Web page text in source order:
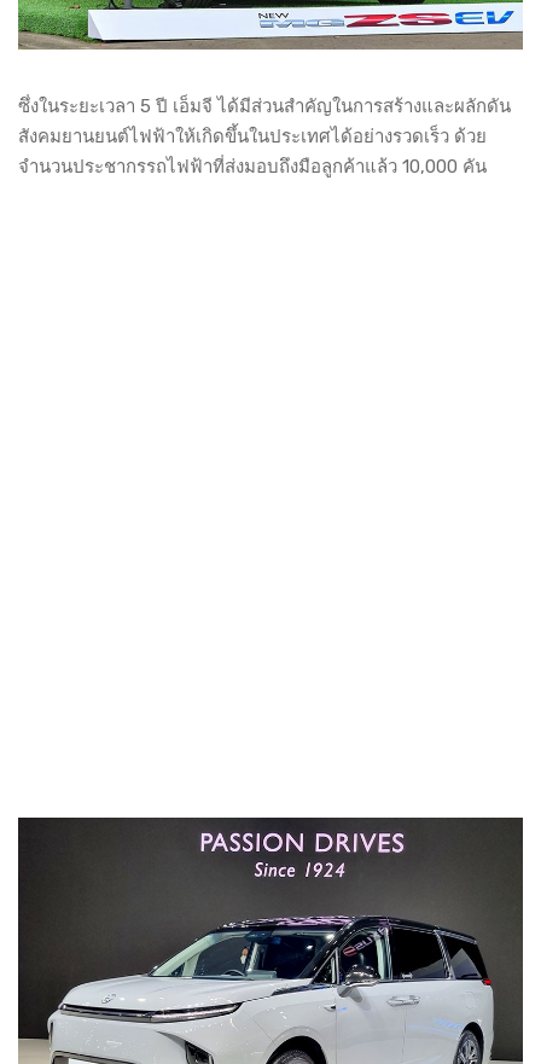
ซึ่งในระยะเวลา 5 ปี เอ็มจี ได้มีส่วนสำคัญในการสร้างและผลักดัน
สังคมยานยนต์ไฟฟ้าให้เกิดขึ้นในประเทศได้อย่างรวดเร็ว ด้วย
จำนวนประชากรรถไฟฟ้าที่ส่งมอบถึงมือลูกค้าแล้ว 10,000 คัน